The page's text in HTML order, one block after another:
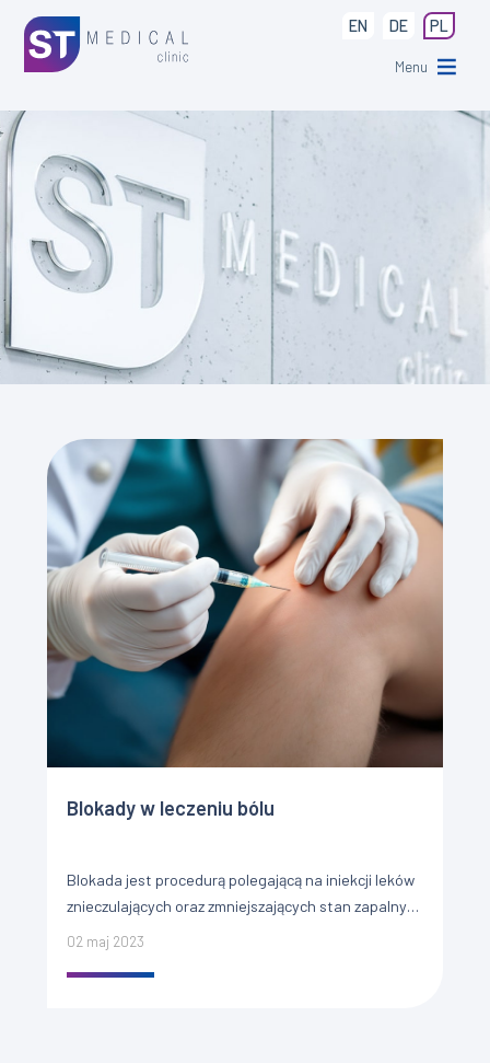
EN DE PL
Menu
Blokady w leczeniu bólu
Blokada jest procedurą polegającą na iniekcji leków
znieczulających oraz zmniejszających stan zapalny
bezpośrednio w okolicę bólu. Stanowi jedną z
02 maj 2023